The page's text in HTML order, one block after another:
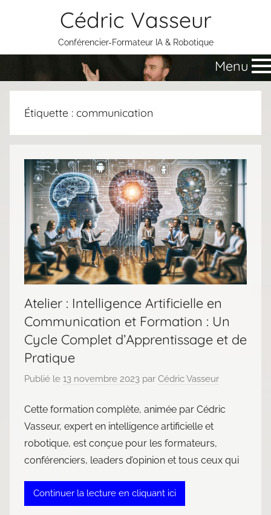
Cédric Vasseur
Conférencier-Formateur IA & Robotique
Menu
Étiquette : communication
Atelier : Intelligence Artificielle en
Communication et Formation : Un
Cycle Complet d’Apprentissage et de
Pratique
Publié le 13 novembre 2023 par Cédric Vasseur
Cette formation complète, animée par Cédric
Vasseur, expert en intelligence artificielle et
robotique, est conçue pour les formateurs,
conférenciers, leaders d’opinion et tous ceux qui
Continuer la lecture en cliquant ici